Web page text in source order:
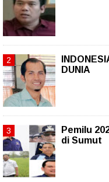
DUNIA
Pemilu
di Sumut